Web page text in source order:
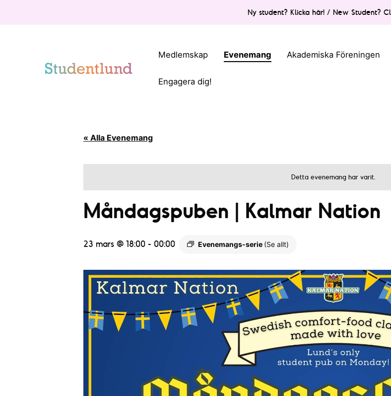
Ny student? Klicka här! / New Student?
Medlemskap Evenemang Akademiska Föreningen
Engagera dig!
« Alla Evenemang
Detta evenemang har varit.
Måndagspuben | Kalmar Nation
23 mars @ 18:00 - 00:00 Evenemangs-serie (Se allt)